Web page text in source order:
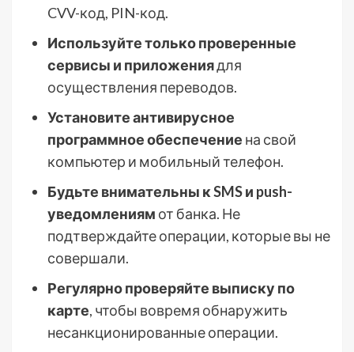
CVV-код, PIN-код.
Используйте только проверенные
сервисы и приложениядля
осуществления переводов.
Установите антивирусное
программное обеспечение на свой
компьютер и мобильный телефон.
Будьте внимательны к SMS и push-
уведомлениям от банка. Не
подтверждайте операции, которые вы не
совершали.
Регулярно проверяйте выписку по
карте, чтобы вовремя обнаружить
несанкционированные операции.